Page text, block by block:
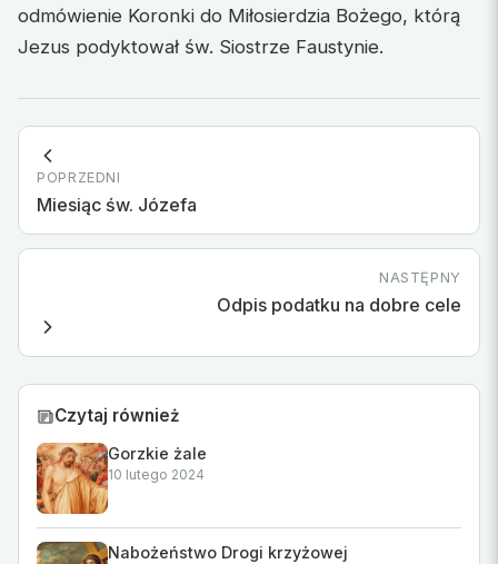
odmówienie Koronki do Miłosierdzia Bożego, którą
Jezus podyktował św. Siostrze Faustynie.
POPRZEDNI
Miesiąc św. Józefa
NASTĘPNY
Odpis podatku na dobre cele
Czytaj również
Gorzkie żale
10 lutego 2024
Nabożeństwo Drogi krzyżowej